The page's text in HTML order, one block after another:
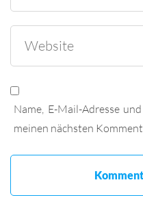
Name, E-Mail-Adresse
meinen nächsten